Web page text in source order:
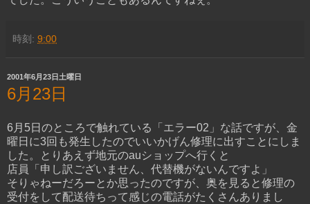
時刻: 9:00
2001年6月23日土曜日
6月23日
6月5日のところで触れている「エラー02」な話ですが、金
曜日に3回も発生したのでいいかげん修理に出すことにしま
した。とりあえず地元のauショップへ行くと
店員「申し訳ございません、代替機がないんですよ」
そりゃねーだろーとか思ったのですが、奥を見ると修理の
受付をして配送待ちって感じの電話がたくさんありまし